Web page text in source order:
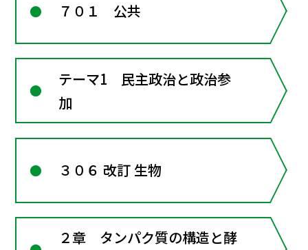
７０１ 公共
テーマ1 民主政治と政治参
加
３０６ 改訂 生物
２章 タンパク質の構造と酵